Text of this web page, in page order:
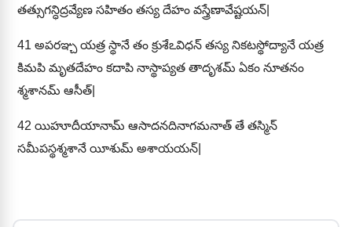
తత్సుగన్ధిద్రవ్యేణ సహితం తస్య దేహం వస్త్రేణావేష్టయన్|
41 అపరఞ్చ యత్ర స్థానే తం క్రుశేఽవిధన్ తస్య నికటస్థోద్యానే యత్ర
కిమపి మృతదేహం కదాపి నాస్థాప్యత తాదృశమ్ ఏకం నూతనం
శ్మశానమ్ ఆసీత్|
42 యిహూదీయానామ్ ఆసాదనదినాగమనాత్ తే తస్మిన్
సమీపస్థశ్మశానే యీశుమ్ అశాయయన్|